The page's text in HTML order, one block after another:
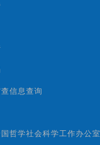
信息查询
哲学社会科学工作办公室